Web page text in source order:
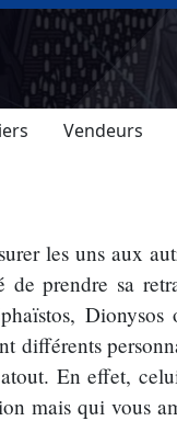
Vendeurs
les uns aux
de prendre sa
différents
En effet,
mais qui vous